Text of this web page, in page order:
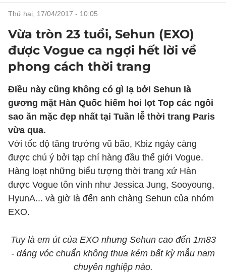
thứ hai, 17/04/2017 - 10:05
Vừa tròn 23 tuổi, Sehun (EXO)
được Vogue ca ngợi hết lời về
phong cách thời trang
Điều này cũng không có gì lạ bởi Sehun là
gương mặt Hàn Quốc hiếm hoi lọt Top các ngôi
sao ăn mặc đẹp nhất tại Tuần lễ thời trang Paris
vừa qua.
Với tốc độ tăng trưởng vũ bão, Kbiz ngày càng
được chú ý bởi tạp chí hàng đầu thế giới Vogue.
Hàng loạt những biểu tượng thời trang xứ Hàn
được Vogue tôn vinh như Jessica Jung, Sooyoung,
HyunA... và giờ là đến anh chàng Sehun của nhóm
EXO.
Tuy là em út của EXO nhưng Sehun cao đến 1m83
- dáng vóc chuẩn không thua kém bất kỳ mẫu nam
chuyên nghiệp nào.